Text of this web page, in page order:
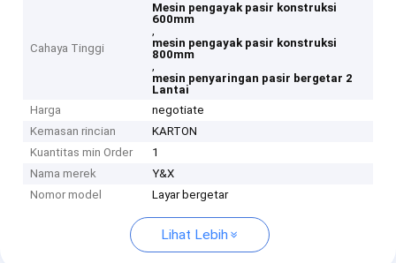
Cahaya Tinggi
Mesin pengayak pasir konstruksi
600mm
,
mesin pengayak pasir konstruksi
800mm
,
mesin penyaringan pasir bergetar 2
Lantai
Harga
negotiate
Kemasan rincian
KARTON
Kuantitas min Order
1
Nama merek
Y&X
Nomor model
Layar bergetar
Lihat Lebih